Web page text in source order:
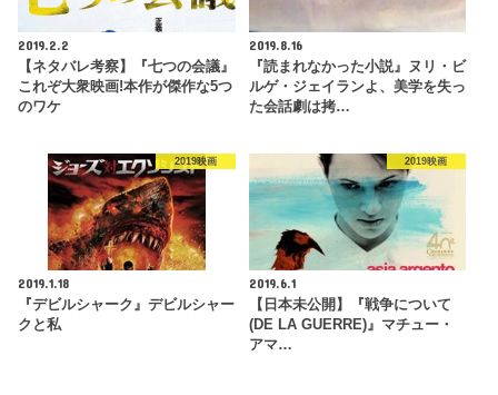
2019.2.2
【ネタバレ考察】『七つの会議』
これぞ大衆映画!本作が傑作な5つ
のワケ
2019.8.16
『読まれなかった小説』ヌリ・ビ
ルゲ・ジェイランよ、美学を失っ
た会話劇は拷…
2019映画
2019.1.18
『デビルシャーク』デビルシャー
クと私
2019映画
2019.6.1
【日本未公開】『戦争について
(DE LA GUERRE)』マチュー・
アマ…